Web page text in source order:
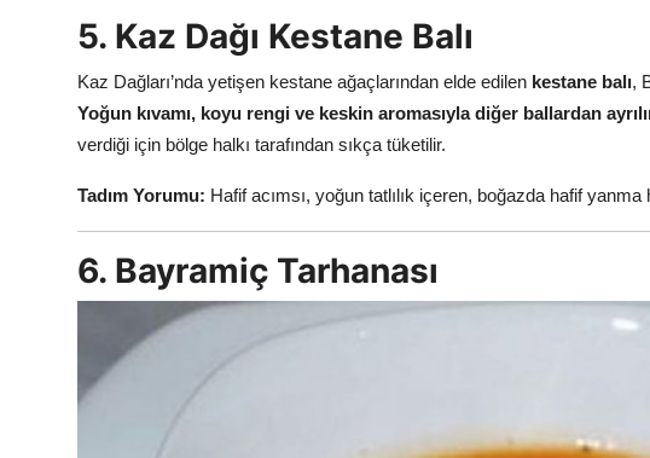
5. Kaz Dağı Kestane Balı
Kaz Dağları’nda yetişen kestane ağaçlarından elde edilen kestane balı,
Yoğun kıvamı, koyu rengi ve keskin aromasıyla diğer ballardan
verdiği için bölge halkı tarafından sıkça tüketilir.
Tadım Yorumu: Hafif acımsı, yoğun tatlılık içeren, boğazda hafif
6. Bayramiç Tarhanası